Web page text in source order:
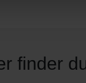
finder